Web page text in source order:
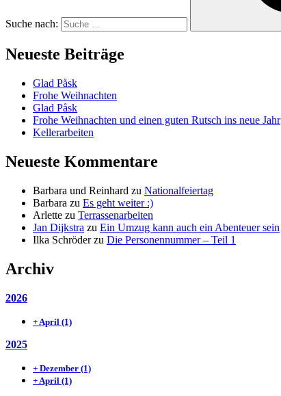
Suche nach:
Neueste Beiträge
Glad Påsk
Frohe Weihnachten
Glad Påsk
Frohe Weihnachten und einen guten Rutsch ins neue Jahr
Kellerarbeiten
Neueste Kommentare
Barbara und Reinhard zu Nationalfeiertag
Barbara zu Es geht weiter :)
Arlette zu Terrassenarbeiten
Jan Dijkstra zu Ein Umzug kann auch ein Abenteuer sein
Ilka Schröderzu Die Personennummer – Teil 1
Archiv
2026
+ April (1)
2025
+ Dezember (1)
+ April (1)